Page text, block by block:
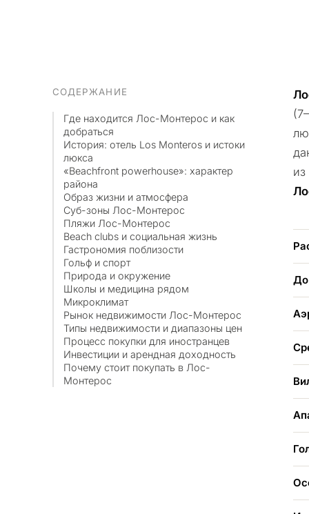
СОДЕРЖАНИЕ
Где находится Лос-Монтерос и как
добраться
История: отель Los Monteros и истоки
люкса
«Beachfront powerhouse»: характер
района
Образ жизни и атмосфера
Суб-зоны Лос-Монтерос
Пляжи Лос-Монтерос
Beach clubs и социальная жизнь
Гастрономия поблизости
Гольф и спорт
Природа и окружение
Школы и медицина рядом
Микроклимат
Рынок недвижимости Лос-Монтерос
Типы недвижимости и диапазоны цен
Процесс покупки для иностранцев
Инвестиции и арендная доходность
Почему стоит покупать в Лос-
Монтерос
До